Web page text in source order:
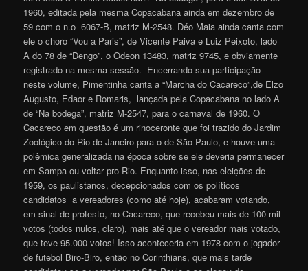
1960, editada pela mesma Copacabana ainda em dezembro de
59 com o n.o 6067-B, matriz M-2548. Déo Maia ainda canta com
ele o choro “Vou a Paris”, de Vicente Paiva e Luiz Peixoto, lado
A do 78 de “Dengo”, o Odeon 13483, matriz 9745, e obviamente
registrado na mesma sessão. Encerrando sua participação
neste volume, Pimentinha canta a “Marcha do Cacareco”,de Elzo
Augusto, Edaor e Romaris, lançada pela Copacabana no lado A
de “Na bodega”, matriz M-2547, para o carnaval de 1960. O
Cacareco em questão é um rinoceronte que foi trazido do Jardim
Zoológico do Rio de Janeiro para o de São Paulo, e houve uma
polêmica generalizada na época sobre se ele deveria permanecer
em Sampa ou voltar pro Rio. Enquanto isso, nas eleições de
1959, os paulistanos, decepcionados com os políticos
candidatos a vereadores (como até hoje), acabaram votando,
em sinal de protesto, no Cacareco, que recebeu mais de 100 mil
votos (todos nulos, claro), mais até que o vereador mais votado,
que teve 95.000 votos! Isso aconteceria em 1978 com o jogador
de futebol Biro-Biro, então no Corinthians, que mais tarde